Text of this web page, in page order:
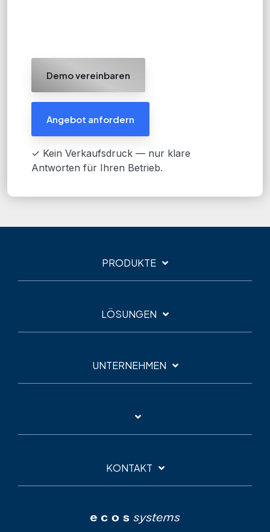
Demo vereinbaren
Angebot anfordern
✓ Kein Verkaufsdruck — nur klare
Antworten für Ihren Betrieb.
PRODUKTE
LÖSUNGEN
UNTERNEHMEN
KONTAKT